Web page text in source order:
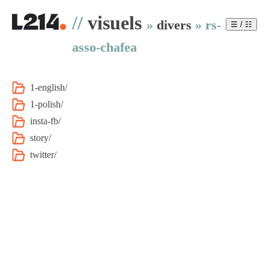
// visuels » divers » rs-
asso-chafea
1-english/
1-polish/
insta-fb/
story/
twitter/
☰ / ☷